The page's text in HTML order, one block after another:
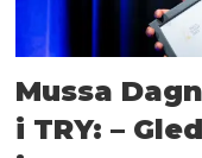
Mussa
i TRY: –